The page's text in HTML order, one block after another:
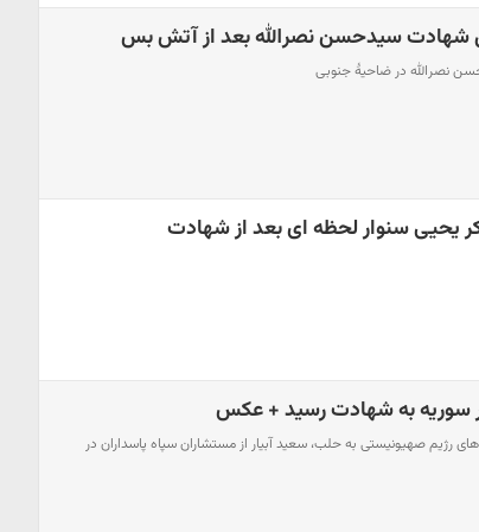
شهادت سیدحسن نصرالله بعد از آتش بس
نصرالله در ضاحیۀ‌ جنوبی
سوریه به شهادت رسید + عکس
صهیونیستی به حلب، سعید آبیار از مستشاران سپاه پاسداران در